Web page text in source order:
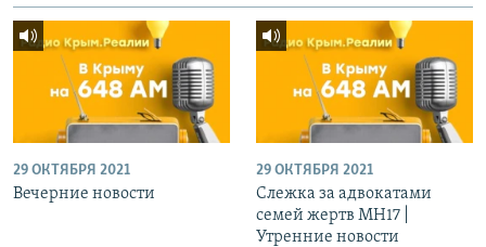
29 ОКТЯБРЯ 2021
Вечерние новости
29 ОКТЯБРЯ 2021
Слежка за адвокатами
семей жертв МН17 |
Утренние новости